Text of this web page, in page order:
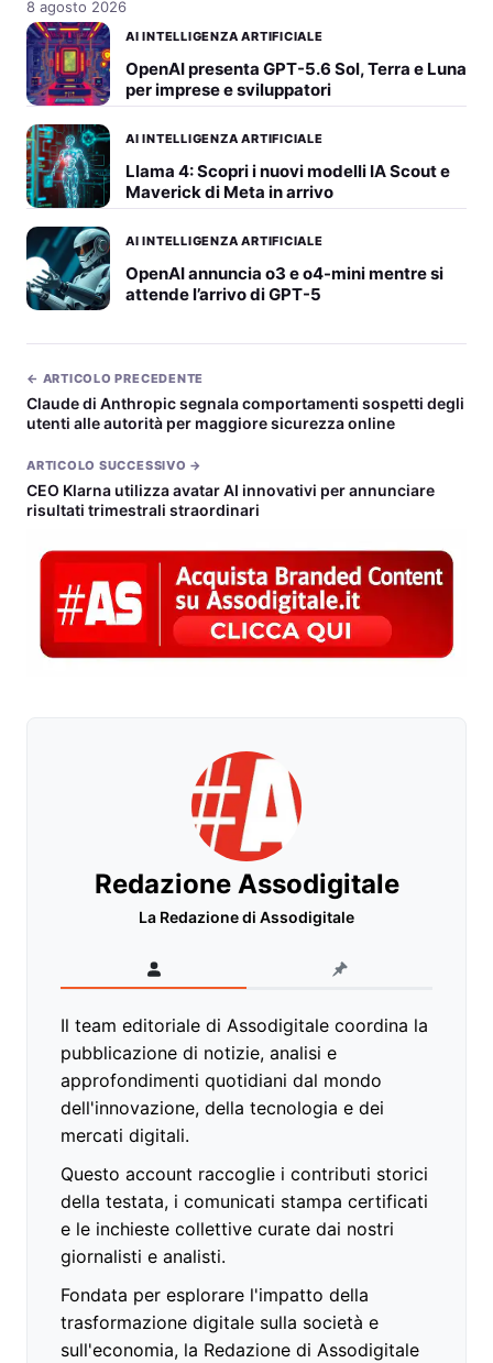
8 agosto 2026
AI INTELLIGENZA ARTIFICIALE
OpenAI presenta GPT-5.6 Sol, Terra e Luna
per imprese e sviluppatori
AI INTELLIGENZA ARTIFICIALE
Llama 4: Scopri i nuovi modelli IA Scout e
Maverick di Meta in arrivo
AI INTELLIGENZA ARTIFICIALE
OpenAI annuncia o3 e o4-mini mentre si
attende l’arrivo di GPT-5
← ARTICOLO PRECEDENTE
Claude di Anthropic segnala comportamenti sospetti degli
utenti alle autorità per maggiore sicurezza online
ARTICOLO SUCCESSIVO →
CEO Klarna utilizza avatar AI innovativi per annunciare
risultati trimestrali straordinari
Redazione Assodigitale
La Redazione di Assodigitale
Il team editoriale di Assodigitale coordina la
pubblicazione di notizie, analisi e
approfondimenti quotidiani dal mondo
dell'innovazione, della tecnologia e dei
mercati digitali.
Questo account raccoglie i contributi storici
della testata, i comunicati stampa certificati
e le inchieste collettive curate dai nostri
giornalisti e analisti.
Fondata per esplorare l'impatto della
trasformazione digitale sulla società e
sull'economia, la Redazione di Assodigitale